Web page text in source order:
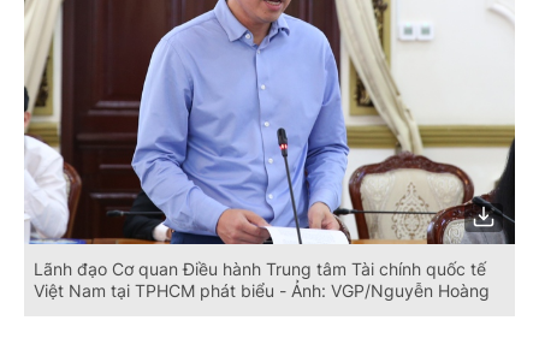
Lãnh đạo Cơ quan Điều hành Trung tâm Tài chính quốc tế
Việt Nam tại TPHCM phát biểu - Ảnh: VGP/Nguyễn Hoàng